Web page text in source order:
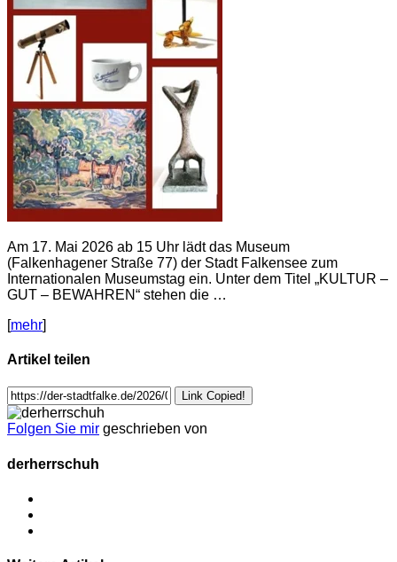
Am 17. Mai 2026 ab 15 Uhr lädt das Museum
(Falkenhagener Straße 77) der Stadt Falkensee zum
Internationalen Museumstag ein. Unter dem Titel „KULTUR –
GUT – BEWAHREN“ stehen die …
[mehr]
Artikel teilen
Link Copied!
Folgen Sie mir geschrieben von
derherrschuh